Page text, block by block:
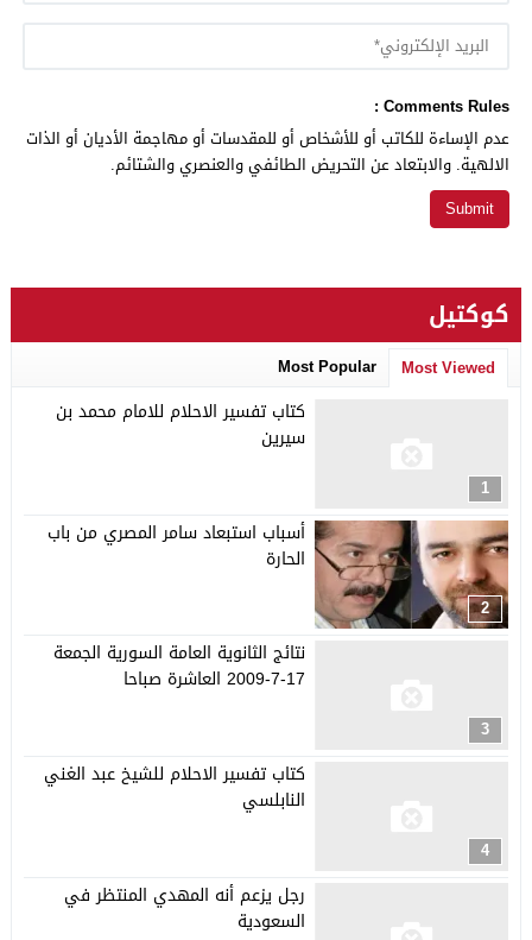
Comments Rules :
عدم الإساءة للكاتب أو للأشخاص أو للمقدسات أو مهاجمة الأديان أو الذات
الالهية. والابتعاد عن التحريض الطائفي والعنصري والشتائم.
كوكتيل
Most Viewed
Most Popular
1
كتاب تفسير الاحلام للامام محمد بن
سيرين
2
أسباب استبعاد سامر المصري من باب
الحارة
3
نتائج الثانوية العامة السورية الجمعة
17-7-2009 العاشرة صباحا
4
كتاب تفسير الاحلام للشيخ عبد الغني
النابلسي
رجل يزعم أنه المهدي المنتظر في
السعودية